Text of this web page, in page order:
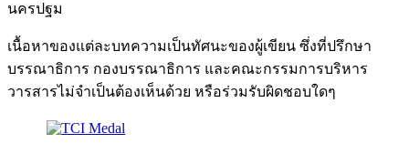
นครปฐม
เนื้อหาของแต่ละบทความเป็นทัศนะของผู้เขียน ซึ่งที่ปรึกษา
บรรณาธิการ กองบรรณาธิการ และคณะกรรมการบริหาร
วารสารไม่จำเป็นต้องเห็นด้วย หรือร่วมรับผิดชอบใดๆ